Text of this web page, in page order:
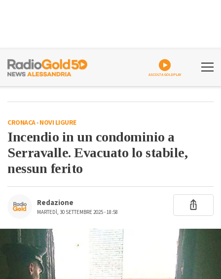
ASCOLTA GOLDPLAY
CRONACA-NOVI LIGURE
Incendio in un condominio a
Serravalle. Evacuato lo stabile,
nessun ferito
Redazione
MARTEDÌ, 30 SETTEMBRE 2025 - 18:58